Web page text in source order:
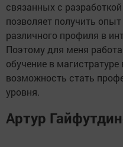
связанных с
позволяет получить
различного профиля в
Поэтому для меня
обучение в магистратуре
возможность стать
уровня.
Артур